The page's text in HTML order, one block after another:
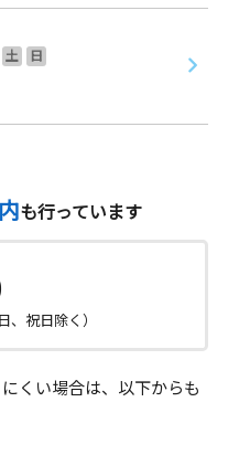
土
日
も行っています
、祝日除く）
くい場合は、以下からも